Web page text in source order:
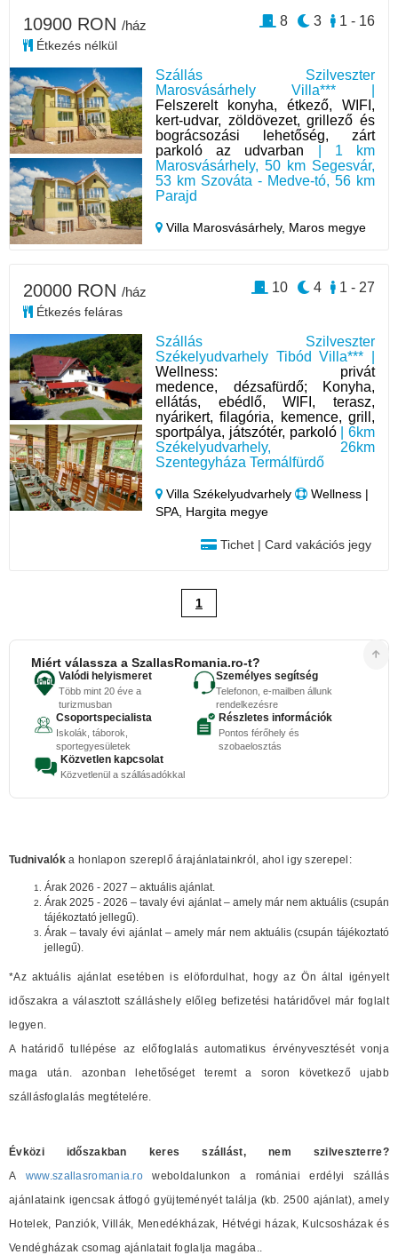
Szállás Szilveszter
Marosvásárhely Villa*** |
Felszerelt konyha, étkező, WIFI,
kert-udvar, zöldövezet, grillező és
bográcsozási lehetőség, zárt
parkoló az udvarban | 1 km
Marosvásárhely, 50 km Segesvár,
53 km Szováta - Medve-tó, 56 km
Parajd
Villa Marosvásárhely, Maros megye
10900 RON /ház
Étkezés nélkül
1 - 16
3
8
Szállás Szilveszter
Székelyudvarhely Tibód Villa*** |
Wellness: privát
medence, dézsafürdő; Konyha,
ellátás, ebédlő, WIFI, terasz,
nyárikert, filagória, kemence, grill,
sportpálya, játszótér, parkoló| 6km
Székelyudvarhely, 26km
Szentegyháza Termálfürdő
Villa Székelyudvarhely
Wellness |
SPA, Hargita megye
Tichet | Card vakációs jegy
20000 RON /ház
Étkezés feláras
1 - 27
4
10
1
Miért válassza a SzallasRomania.ro-t?
Valódi helyismeret
Több mint 20 éve a
turizmusban
Személyes segítség
Telefonon, e-mailben állunk
rendelkezésre
Csoportspecialista
Iskolák, táborok,
sportegyesületek
Részletes információk
Pontos férőhely és
szobaelosztás
Közvetlen kapcsolat
Közvetlenül a szállásadókkal
Tudnivalók a honlapon szereplő árajánlatainkról, ahol igy szerepel:
Árak 2026 - 2027 – aktuális ajánlat.
Árak 2025 - 2026 – tavaly évi ajánlat – amely már nem aktuális (csupán
tájékoztató jellegű).
Árak – tavaly évi ajánlat – amely már nem aktuális (csupán tájékoztató
jellegű).
*Az aktuális ajánlat esetében is elöfordulhat, hogy az Ön által igényelt
időszakra a választott szálláshely előleg befizetési határidővel már foglalt
legyen.
A határidő tullépése az előfoglalás automatikus érvényvesztését vonja
maga után. azonban lehetőséget teremt a soron következő ujabb
szállásfoglalás megtételére.
Évközi időszakban keres szállást, nem szilveszterre?
A www.szallasromania.ro weboldalunkon a romániai erdélyi szállás
ajánlataink igencsak átfogó gyüjteményét találja (kb. 2500 ajánlat), amely
Hotelek, Panziók, Villák, Menedékházak, Hétvégi házak, Kulcsosházak és
Vendégházak csomag ajánlatait foglalja magába..